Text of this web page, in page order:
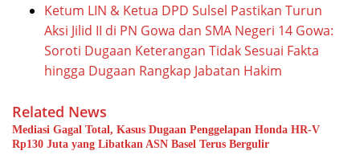
Ketum LIN & Ketua DPD Sulsel Pastikan Turun
Aksi Jilid II di PN Gowa dan SMA Negeri 14 Gowa:
Soroti Dugaan Keterangan Tidak Sesuai Fakta
hingga Dugaan Rangkap Jabatan Hakim
Related News
Mediasi Gagal Total, Kasus Dugaan Penggelapan Honda HR-V
Rp130 Juta yang Libatkan ASN Basel Terus Bergulir